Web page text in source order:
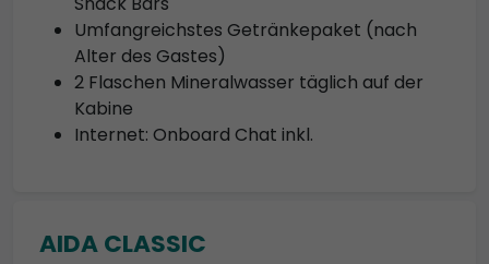
Umfangreichstes Getränkepaket (nach
Alter des Gastes)
2 Flaschen Mineralwasser täglich auf der
Kabine
Internet: Onboard Chat inkl.
AIDA CLASSIC